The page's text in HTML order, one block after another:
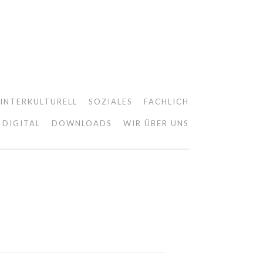
INTERKULTURELL SOZIALES FACHLICH
DIGITAL DOWNLOADS WIR ÜBER UNS